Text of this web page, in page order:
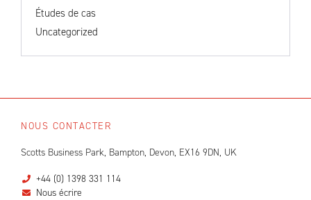
Études de cas
Uncategorized
NOUS CONTACTER
Scotts Business Park, Bampton, Devon, EX16 9DN, UK
+44 (0) 1398 331 114
Nous écrire